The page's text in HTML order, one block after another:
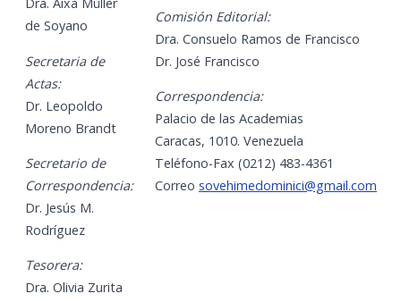
de Soyano
Secretaria de
Actas:
Dr. Leopoldo
Moreno Brandt
Secretario de
Correspondencia:
Dr. Jesús M.
Rodríguez
Tesorera:
Dra. Olivia Zurita
Comisión Editorial:
Dra. Consuelo Ramos de Francisco
Dr. José Francisco
Correspondencia:
Palacio de las Academias
Caracas, 1010. Venezuela
Teléfono-Fax (0212) 483-4361
Correo sovehimedominici@gmail.com